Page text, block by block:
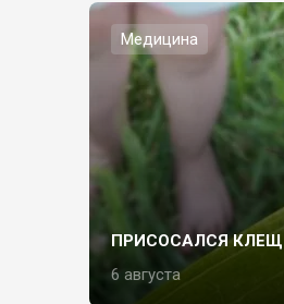
Медицина
ПРИСОСАЛСЯ КЛЕЩ
6 августа